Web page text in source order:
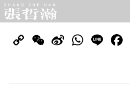
CopyWeChat
Sina Line